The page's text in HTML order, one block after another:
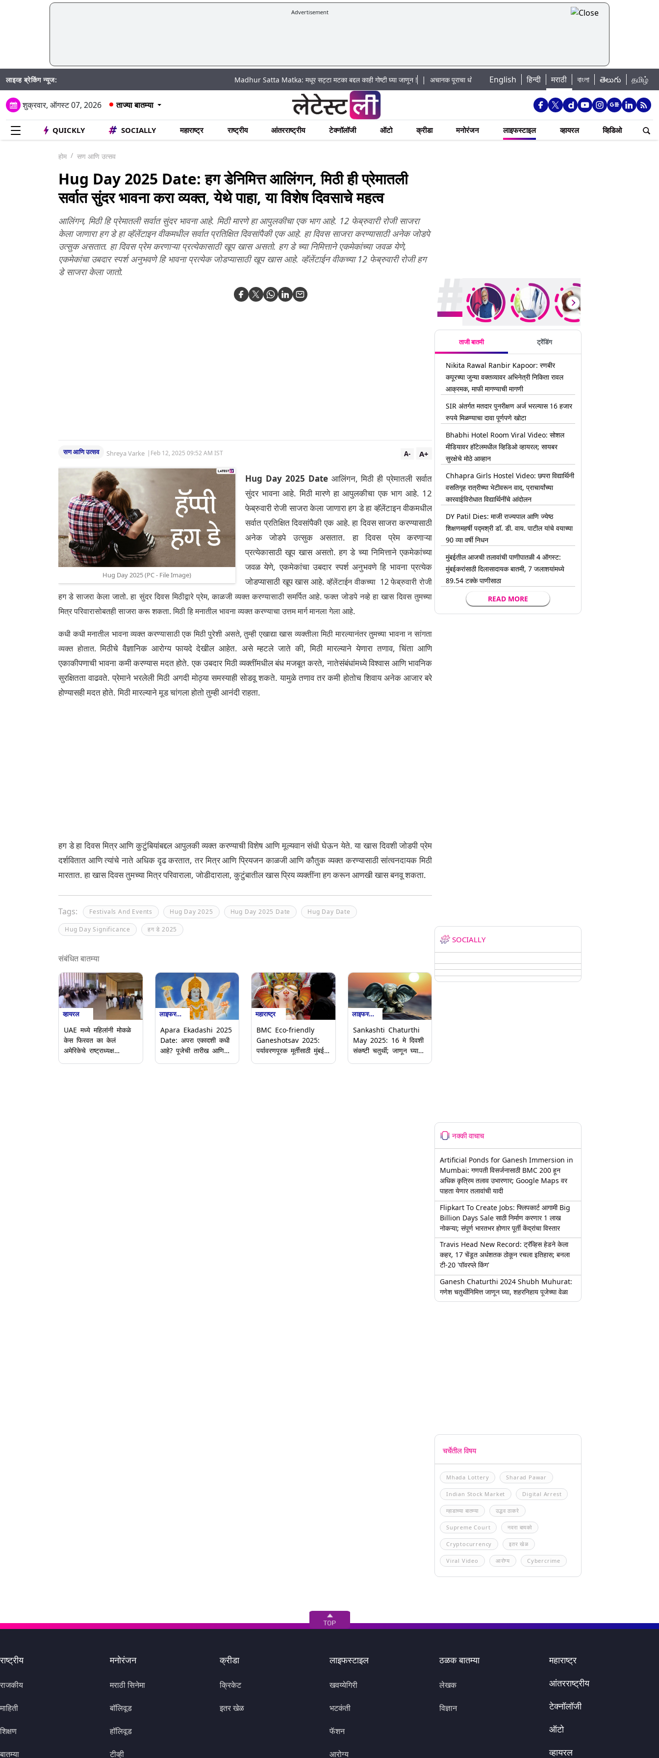
Advertisement
लाइव्ह ब्रेकिंग न्यूज: Madhur Satta Matka: मधूर सट्टा मटका बद्दल काही गोष्टी घ्या जाणून !|अचानक पूराचा धोका: खडकवासला धरणातून मुठानदी पात्रात विसर्ग सुरु; नागरिकांना नदीपात्रात न
English हिन्दी मराठी বাংলা తెలుగు தமிழ்
शुक्रवार, ऑगस्ट 07, 2026 ताज्या बातम्या
QUICKLY SOCIALLY महाराष्ट्र राष्ट्रीय आंतरराष्ट्रीय टेक्नॉलॉजी ऑटो क्रीडा मनोरंजन लाइफस्टाइल व्हायरल व्हिडिओ
होम सण आणि उत्सव
Hug Day 2025 Date: हग डेनिमित्त आलिंगन, मिठी ही प्रेमातली
सर्वात सुंदर भावना करा व्यक्त, येथे पाहा, या विशेष दिवसाचे महत्व
आलिंगन, मिठी हि प्रेमातली सर्वात सुंदर भावना आहे. मिठी मारणे हा आपुलकीचा एक भाग आहे. 12 फेब्रुवारी रोजी साजरा
केला जाणारा हग डे हा व्हॅलेंटाइन वीकमधील सर्वात प्रतिक्षित दिवसांपैकी एक आहे. हा दिवस साजरा करण्यासाठी अनेक जोडपे
उत्सुक असतात. हा दिवस प्रेम करणाऱ्या प्रत्येकासाठी खूप खास असतो. हग डे च्या निमित्ताने एकमेकांच्या जवळ येणे,
एकमेकांचा उबदार स्पर्श अनुभवणे हि भावना प्रत्येक जोडप्यासाठी खूप खास आहे. व्हॅलेंटाईन वीकच्या 12 फेब्रुवारी रोजी हग
डे साजरा केला जातो.
सण आणि उत्सव Shreya Varke | Feb 12, 2025 09:52 AM IST A+
A-
Hug Day 2025 (PC - File Image)
Hug Day 2025 Date आलिंगन, मिठी ही प्रेमातली सर्वात
सुंदर भावना आहे. मिठी मारणे हा आपुलकीचा एक भाग आहे. 12
फेब्रुवारी रोजी साजरा केला जाणारा हग डे हा व्हॅलेंटाइन वीकमधील
सर्वात प्रतिक्षित दिवसांपैकी एक आहे. हा दिवस साजरा करण्यासाठी
अनेक जोडपे उत्सुक असतात. हा दिवस प्रेम करणाऱ्या
प्रत्येकासाठी खूप खास असतो. हग डे च्या निमित्ताने एकमेकांच्या
जवळ येणे, एकमेकांचा उबदार स्पर्श अनुभवणे हि भावना प्रत्येक
जोडप्यासाठी खूप खास आहे.व्हॅलेंटाईन वीकच्या 12 फेब्रुवारी रोजी
हग डे साजरा केला जातो. हा सुंदर दिवस मिठीद्वारे प्रेम, काळजी व्यक्त करण्यासाठी समर्पित आहे. फक्त जोडपे नव्हे हा खास दिवस तुमच्या
मित्र परिवारासोबतही साजरा करू शकता. मिठी हि मनातील भावना व्यक्त करण्याचा उत्तम मार्ग मानला गेला आहे.
कधी कधी मनातील भावना व्यक्त करण्यासाठी एक मिठी पुरेशी असते, तुम्ही एखाद्या खास व्यक्तीला मिठी मारल्यानंतर तुमच्या भावना न सांगता
व्यक्त होतात.मिठीचे वैज्ञानिक आरोग्य फायदे देखील आहेत. असे म्हटले जाते की, मिठी मारल्याने येणारा तणाव, चिंता आणि
एकाकीपणाची भावना कमी करण्यास मदत होते. एक उबदार मिठी व्यक्तींमधील बंध मजबूत करते, नातेसंबंधांमध्ये विश्वास आणि भावनिक
सुरक्षितता वाढवते. प्रेमाने भरलेली मिठी अगदी मोठ्या समस्याही सोडवू शकते. यामुळे तणाव तर कमी होतोच शिवाय अनेक आजार बरे
होण्यासही मदत होते. मिठी मारल्याने मूड चांगला होतो तुम्ही आनंदी राहता.
हग डे हा दिवस मित्र आणि कुटुंबियांबद्दल आपुलकी व्यक्त करण्याची विशेष आणि मूल्यवान संधी घेऊन येते. या खास दिवशी जोडपी प्रेम
दर्शवितात आणि त्यांचे नाते अधिक दृढ करतात, तर मित्र आणि प्रियजन काळजी आणि कौतुक व्यक्त करण्यासाठी सांत्वनदायक मिठी
मारतात. हा खास दिवस तुमच्या मित्र परिवाराला, जोडीदाराला, कुटुंबातील खास प्रिय व्यक्तींना हग करून आणखी खास बनवू शकता.
Tags: Festivals And Events Hug Day 2025 Hug Day 2025 Date Hug Day Date
Hug Day Significance हग डे 2025
संबंधित बातम्या
व्हायरल
UAE मध्ये महिलांनी मोकळे
केस फिरवत का केलं
अमेरिकेचे राष्ट्राध्यक्ष
लाइफस्टाइल
Apara Ekadashi 2025
Date: अपरा एकादशी कधी
आहे? पूजेची तारीख आणि
महाराष्ट्र
BMC Eco-friendly
Ganeshotsav 2025:
पर्यावरणपूरक मूर्तीसाठी मुंबई
लाइफस्टाइल
Sankashti Chaturthi
May 2025: 16 मे दिवशी
संकष्टी चतुर्थी; जाणून घ्या
ताजी बातमी ट्रेंडिंग
Nikita Rawal Ranbir Kapoor: रणबीर
कपूरच्या जुन्या वक्तव्यावर अभिनेत्री निकिता रावल
आक्रमक, माफी मागण्याची मागणी
SIR अंतर्गत मतदार पुनरीक्षण अर्ज भरल्यास 16 हजार
रुपये मिळण्याचा दावा पूर्णपणे खोटा
Bhabhi Hotel Room Viral Video: सोशल
मीडियावर हॉटेलमधील व्हिडिओ व्हायरल; सायबर
सुरक्षेचे मोठे आव्हान
Chhapra Girls Hostel Video: छपरा विद्यार्थिनी
वसतिगृह रात्रीच्या भेटीवरून वाद, प्राचार्यांच्या
कारवाईविरोधात विद्यार्थिनींचे आंदोलन
DY Patil Dies: माजी राज्यपाल आणि ज्येष्ठ
शिक्षणमहर्षी पद्मश्री डॉ. डी. वाय. पाटील यांचे वयाच्या
90 व्या वर्षी निधन
मुंबईतील आजची तलावांची पाणीपातळी 4 ऑगस्ट:
मुंबईकरांसाठी दिलासादायक बातमी, 7 जलाशयांमध्ये
89.54 टक्के पाणीसाठा
READ MORE
SOCIALLY
नक्की वाचाच
Artificial Ponds for Ganesh Immersion in
Mumbai: गणपती विसर्जनासाठी BMC 200 हून
अधिक कृत्रिम तलाव उभारणार; Google Maps वर
पाहता येणार तलावांची यादी
Flipkart To Create Jobs: फ्लिपकार्ट आगामी Big
Billion Days Sale साठी निर्माण करणार 1 लाख
नोकऱ्या; संपूर्ण भारतभर होणार पूर्ती केंद्रांचा विस्तार
Travis Head New Record: ट्रॅव्हिस हेडने केला
कहर, 17 चेंडूत अर्धशतक ठोकून रचला इतिहास; बनला
टी-20 'पॉवरप्ले किंग'
Ganesh Chaturthi 2024 Shubh Muhurat:
गणेश चतुर्थीनिमित्त जाणून घ्या, शहरनिहाय पूजेच्या वेळा
चर्चेतील विषय
Mhada Lottery Sharad Pawar
Indian Stock Market Digital Arrest
म्हाडाच्या बातम्या उद्धव ठाकरे
Supreme Court नवरा बायको
Cryptocurrency इतर खेळ
Viral Video आरोग्य Cybercrime
राष्ट्रीय
राजकीय
माहिती
शिक्षण
बातम्या
मनोरंजन
मराठी सिनेमा
बॉलिवूड
हॉलिवूड
टीव्ही
क्रीडा
क्रिकेट
इतर खेळ
लाइफस्टाइल
खवय्येगिरी
भटकंती
फॅशन
आरोग्य
ठळक बातम्या
लेखक
विज्ञान
महाराष्ट्र
आंतरराष्ट्रीय
टेक्नॉलॉजी
ऑटो
व्हायरल